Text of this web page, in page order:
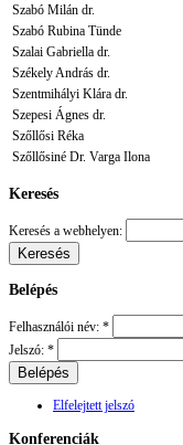
Szabó Milán dr.
Szabó Rubina Tünde
Szalai Gabriella dr.
Székely András dr.
Szentmihályi Klára dr.
Szepesi Ágnes dr.
Szőllősi Réka
Szőllősiné Dr. Varga Ilona
Keresés
Keresés a webhelyen:
Belépés
Felhasználói név: *
Jelszó: *
Elfelejtett jelszó
Konferenciák